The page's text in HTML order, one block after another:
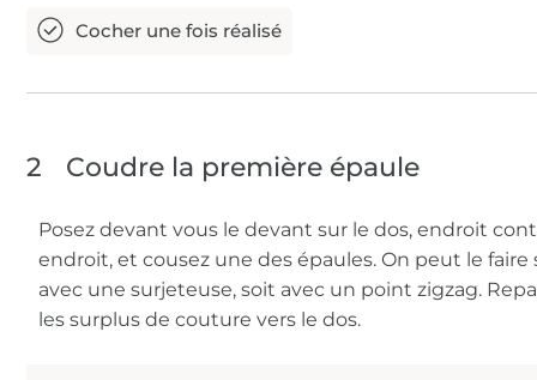
2 Coudre la première épaule
Posez devant vous le devant sur le dos, endroit
endroit, et cousez une des épaules. On peut le faire
avec une surjeteuse, soit avec un point zigzag.
les surplus de couture vers le dos.